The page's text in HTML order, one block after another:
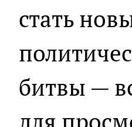
стать
битвы —